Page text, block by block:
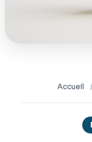
CULTURE
Accueil /